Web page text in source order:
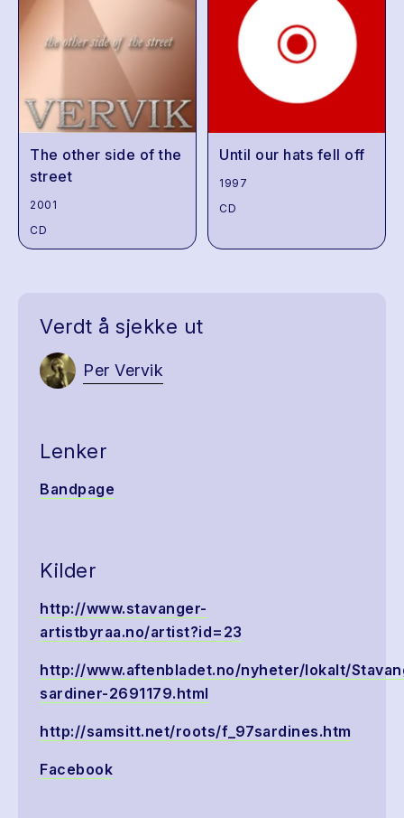
The other side of the
street
2001
CD
Until our hats fell off
1997
CD
Verdt å sjekke ut
Per Vervik
Lenker
Bandpage
Kilder
http://www.stavanger-
artistbyraa.no/artist?id=23
http://www.aftenbladet.no/nyheter/lokalt/
sardiner-2691179.html
http://samsitt.net/roots/f_97sardines.htm
Facebook